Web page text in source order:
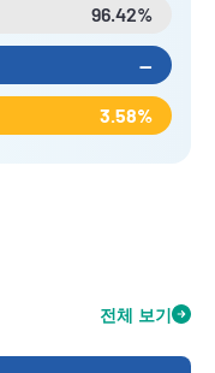
96.42%
--
3.58%
전체 보기